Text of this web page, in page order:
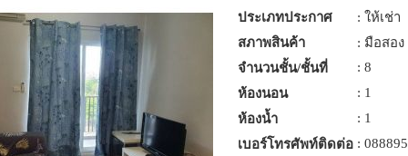
ประเภทประกาศ
: ให้เช่า
สภาพสินค้า
: มือสอง
จำนวนชั้น/ชั้นที่
: 8
ห้องนอน
: 1
ห้องน้ำ
: 1
เบอร์โทรศัพท์ติดต่อ :